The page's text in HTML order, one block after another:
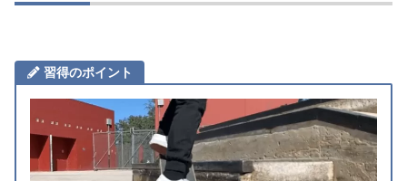
習得のポイント